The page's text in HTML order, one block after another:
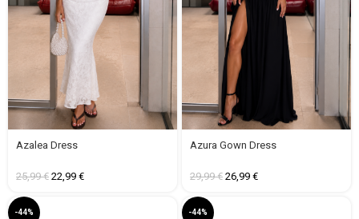
Azalea Dress
25,99€ 22,99 €
Azura Gown Dress
29,99€ 26,99 €
-44% -44%